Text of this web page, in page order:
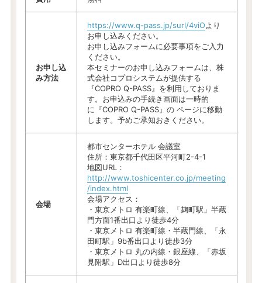
お申し込
み方法
https://www.q-pass.jp/surl/4viOより
お申し込みください。
お申し込みフォームに必要事項をご入力
ください。
本セミナーのお申し込みフォームは、株
式会社コプロシステムが提供する
『COPRO Q-PASS』を利用しておりま
す。お申込みの手続き画面は一時的
に『COPRO Q-PASS』の ページに移動
します。予めご承知おきください。
会場
都市センターホテル 会議室
住所：東京都千代田区平河町2-4-1
地図URL：
http://www.toshicenter.co.jp/meeting
/index.html
会場アクセス：
・東京メトロ 有楽町線、「麹町駅」半蔵
門方面1番出口より徒歩4分
・東京メトロ 有楽町線・半蔵門線、「永
田町駅」9b番出口より徒歩3分
・東京メトロ 丸の内線・銀座線、「赤坂
見附駅」D出口より徒歩8分